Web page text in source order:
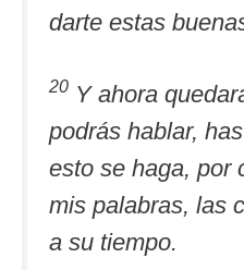
darte estas
20 Y ahora
podrás hablar,
esto se haga, por
mis palabras, las
a su tiempo.